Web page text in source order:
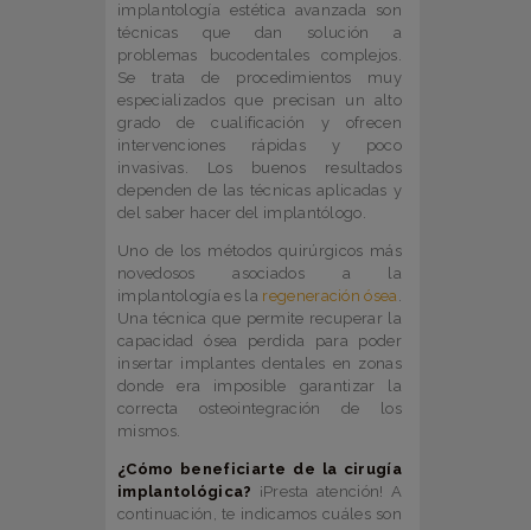
implantología estética avanzada son
técnicas que dan solución a
problemas bucodentales complejos.
Se trata de procedimientos muy
especializados que precisan un alto
grado de cualificación y ofrecen
intervenciones rápidas y poco
invasivas. Los buenos resultados
dependen de las técnicas aplicadas y
del saber hacer del implantólogo.
Uno de los métodos quirúrgicos más
novedosos asociados a la
implantología es la regeneración ósea.
Una técnica que permite recuperar la
capacidad ósea perdida para poder
insertar implantes dentales en zonas
donde era imposible garantizar la
correcta osteointegración de los
mismos.
¿Cómo beneficiarte de la cirugía
implantológica? ¡Presta atención! A
continuación, te indicamos cuáles son